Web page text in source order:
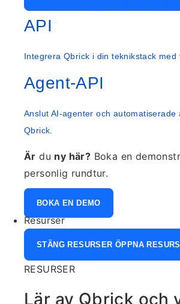
API
Integrera Qbrick i din teknikstack med
Agent-API
Anslut AI-agenter och automatiserade
Qbrick.
Är du ny här? Boka en
personlig rundtur.
BOKA EN DEMO
Resurser
STÄNG RESURSER ÖPPNA
RESURSER
Lär av Qbrick och